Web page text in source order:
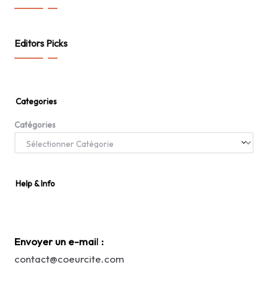
Editors Picks
Categories
Catégories
Help & Info
Envoyer un e-mail :
contact@coeurcite.com